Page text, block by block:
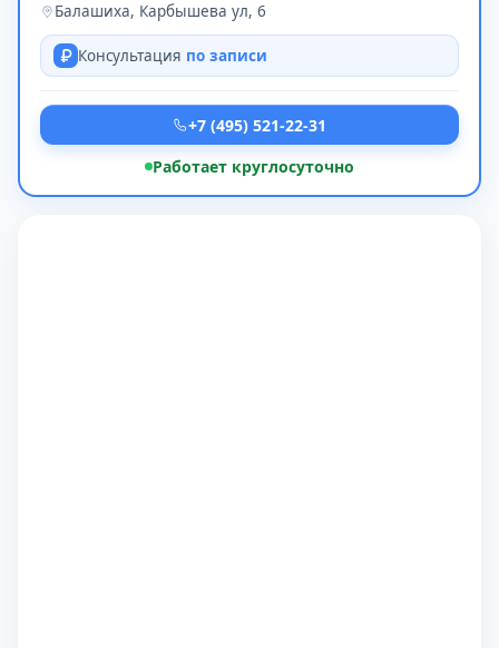
Балашиха, Карбышева ул, 6
Консультация по записи
+7 (495) 521-22-31
Работает круглосуточно